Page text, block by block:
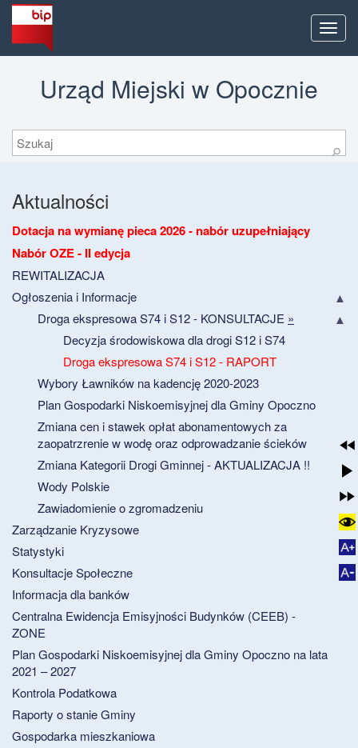
Menu
Urząd Miejski w Opocznie
Szukaj
⚲
Aktualności
Dotacja na wymianę pieca 2026 - nabór uzupełniający
Nabór OZE - II edycja
REWITALIZACJA
Ogłoszenia i Informacje
Droga ekspresowa S74 i S12 - KONSULTACJE »
Decyzja środowiskowa dla drogi S12 i S74
Droga ekspresowa S74 i S12 - RAPORT
Wybory Ławników na kadencję 2020-2023
Plan Gospodarki Niskoemisyjnej dla Gminy Opoczno
Zmiana cen i stawek opłat abonamentowych za
zaopatrzrenie w wodę oraz odprowadzanie ścieków
Zmiana Kategorii Drogi Gminnej - AKTUALIZACJA !!
Wody Polskie
Zawiadomienie o zgromadzeniu
Zarządzanie Kryzysowe
Statystyki
Konsultacje Społeczne
Informacja dla banków
Centralna Ewidencja Emisyjności Budynków (CEEB) -
ZONE
Plan Gospodarki Niskoemisyjnej dla Gminy Opoczno na lata
2021 – 2027
Kontrola Podatkowa
Raporty o stanie Gminy
Gospodarka mieszkaniowa